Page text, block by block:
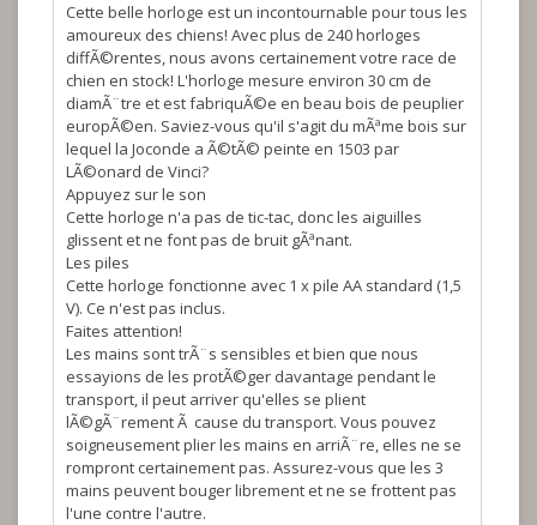
Cette belle horloge est un incontournable pour tous les
amoureux des chiens! Avec plus de 240 horloges
diffÃ©rentes, nous avons certainement votre race de
chien en stock! L'horloge mesure environ 30 cm de
diamÃ¨tre et est fabriquÃ©e en beau bois de peuplier
europÃ©en. Saviez-vous qu'il s'agit du mÃªme bois sur
lequel la Joconde a Ã©tÃ© peinte en 1503 par
LÃ©onard de Vinci?
Appuyez sur le son
Cette horloge n'a pas de tic-tac, donc les aiguilles
glissent et ne font pas de bruit gÃªnant.
Les piles
Cette horloge fonctionne avec 1 x pile AA standard (1,5
V). Ce n'est pas inclus.
Faites attention!
Les mains sont trÃ¨s sensibles et bien que nous
essayions de les protÃ©ger davantage pendant le
transport, il peut arriver qu'elles se plient
lÃ©gÃ¨rement Ã cause du transport. Vous pouvez
soigneusement plier les mains en arriÃ¨re, elles ne se
rompront certainement pas. Assurez-vous que les 3
mains peuvent bouger librement et ne se frottent pas
l'une contre l'autre.